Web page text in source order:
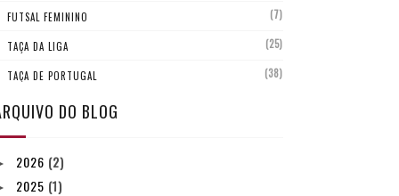
FUTSAL FEMININO (7)
TAÇA DA LIGA (25)
TAÇA DE PORTUGAL (38)
DO BLOG
2026 (2)
2025 (1)